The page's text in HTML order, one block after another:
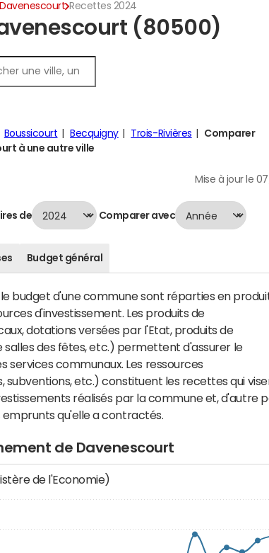
Recettes 2024
(80500)
Boussicourt Becquigny Trois-Rivières
Comparer
à une autre ville
Mise à jour le
de Comparer avec
Budget général
budget d'une commune sont réparties en
d'investissement. Les produits de
dotations versées par l'Etat, produits de
salles des fêtes, etc.) permettent d'assurer le
communaux. Les ressources
subventions, etc.) constituent les recettes qui
réalisés par la commune et, d'autre
qu'elle a contractés.
de Davenescourt
de l'Economie)